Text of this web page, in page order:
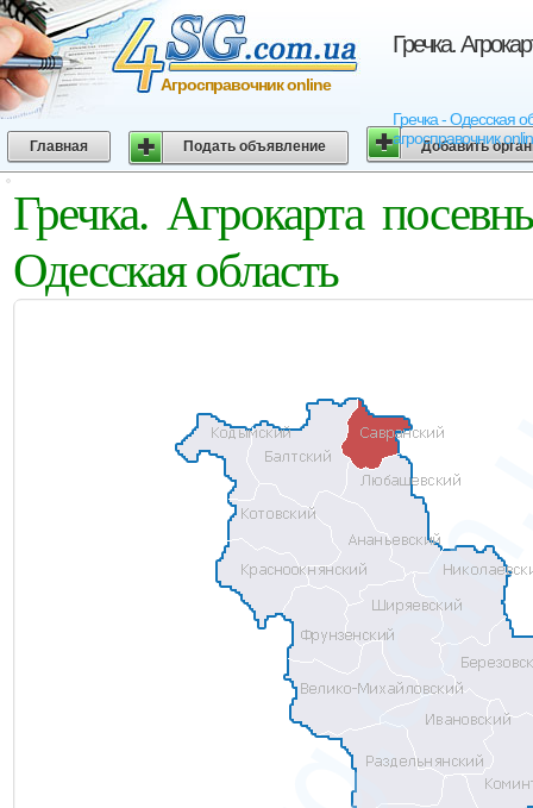
Гречка.
Гречка - Одесская
агросправочник
Агросправочник online
Главная Подать объявление Добавить
Гречка. Агрокарта
Одесская область